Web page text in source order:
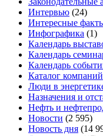
Интервью (24)
Интересные
Инфографика (1)
Календарь
Календарь
Календарь
Каталог компаний
Люди в
Назначения и
Нефть и
Новости (2 595)
Новость дня (14